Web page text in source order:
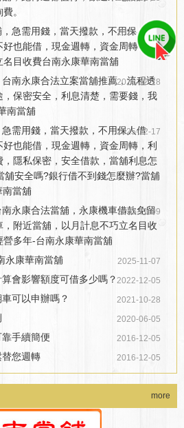
。
急需用錢，當天撥款，不用保人借
也能借，現金週轉，資金周轉，利
目收費台南永康華南當舖
2025-12-20
南永康合法立案當舖推薦，流程透
保密安全，利息清楚，需要錢，我
南當舖
2025-12-18
需用錢，當天撥款，不用保人借
也能借，現金週轉，資金周轉，利
隱私保密，安全借款，當舖利息怎
舖安全嗎?銀行借不到錢怎麼辦?當舖
南當舖
2025-12-17
永康合法當舖，永康機車借款免留
附近當舖，以月計息不巧立名目收
多年-台南永康華南當舖
2025-11-09
永康華南當舖 2025-11-07
會影響額度可借多少嗎？2022-12-05
可以申辦嗎？ 2021-10-28
2020-06-05
手續簡便 2016-12-05
您週轉 2016-12-05
more